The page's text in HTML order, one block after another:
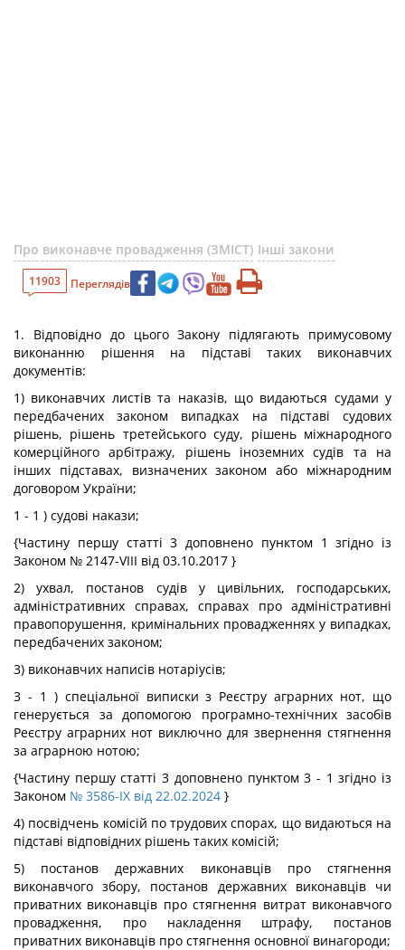
Про виконавче провадження (ЗМІСТ) Інші закони
11903 Переглядів
1. Відповідно до цього Закону підлягають примусовому
виконанню рішення на підставі таких виконавчих
документів:
1) виконавчих листів та наказів, що видаються судами у
передбачених законом випадках на підставі судових
рішень, рішень третейського суду, рішень міжнародного
комерційного арбітражу, рішень іноземних судів та на
інших підставах, визначених законом або міжнародним
договором України;
1 - 1 ) судові накази;
{Частину першу статті 3 доповнено пунктом 1 згідно із
Законом № 2147-VIII від 03.10.2017 }
2) ухвал, постанов судів у цивільних, господарських,
адміністративних справах, справах про адміністративні
правопорушення, кримінальних провадженнях у випадках,
передбачених законом;
3) виконавчих написів нотаріусів;
3 - 1 ) спеціальної виписки з Реєстру аграрних нот, що
генерується за допомогою програмно-технічних засобів
Реєстру аграрних нот виключно для звернення стягнення
за аграрною нотою;
{Частину першу статті 3 доповнено пунктом 3 - 1 згідно із
Законом № 3586-IX від 22.02.2024 }
4) посвідчень комісій по трудових спорах, що видаються на
підставі відповідних рішень таких комісій;
5) постанов державних виконавців про стягнення
виконавчого збору, постанов державних виконавців чи
приватних виконавців про стягнення витрат виконавчого
провадження, про накладення штрафу, постанов
приватних виконавців про стягнення основної винагороди;